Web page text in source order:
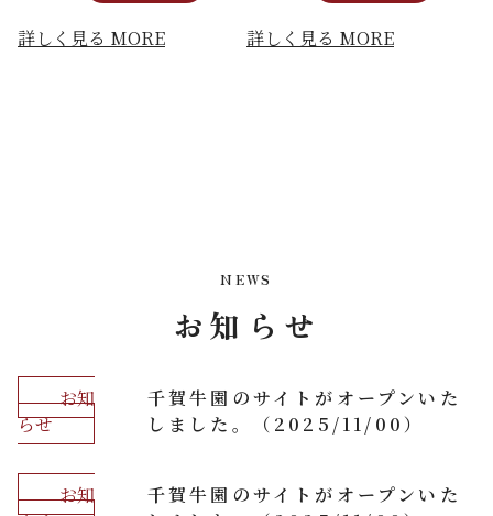
詳しく見る MORE 詳しく見る MORE
NEWS
お知らせ
お知
らせ
千賀牛園のサイトがオープンいた
しました。（2025/11/00）
お知
千賀牛園のサイトがオープンいた